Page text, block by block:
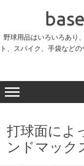
へ
キ
野球用品はいろいろあり
ト、スパイク、手袋など
打球面によ
ンドマック